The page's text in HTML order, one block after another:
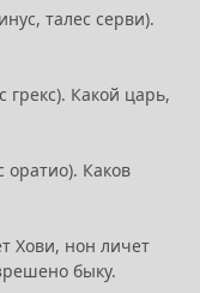
талес серви).
грекс). Какой царь,
оратио). Каков
Хови, нон личет
быку.